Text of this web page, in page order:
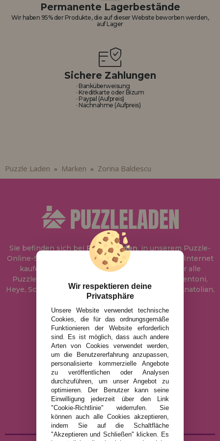
Los gehts! Wir haben auf dich gewartet.
HÄNDLERREGISTRIERUNG
Permanente Lagerbestände
Wir haben 95% der Produkte, die auf dieser Website beworben werden,
auf Lager
Sichere Zahlungen
· Banküberweisung
· Kreditkarte oder Bizum
· Paypal (Aufpreis)
· Nachnahme (Aufpreis)
Puzzle Laden » Marken » Zorina Baldescu
Sie befinden sich bei Puzzle Laden, in unserem Puzzle-
Online-Shop, wo Sie Puzzle zum besten Preis im Internet
kaufen können. In unserem Katalog führen wir alle
Puzzles der Marken Educa, Ravensburger, Clementoni,
Heye, Schmidt, Castorland, Jumbo, Trefl, Piatnik, Anatolian,
Art Puzzle, Gibsons und viele mehr.
info@puzzleladen.de
RECHTLICHE HINWEISE
DATENSCHUTZRICHTLINIE
COOKIE-RICHTLINIE
VERSAND UND RÜCKGABE
RÜCKGABE / WIDERRUF
Wir respektieren deine
Privatsphäre
Unsere Website verwendet technische
Cookies, die für das ordnungsgemäße
Funktionieren der Website erforderlich
sind. Es ist möglich, dass auch andere
Arten von Cookies verwendet werden,
um die Benutzererfahrung anzupassen,
personalisierte kommerzielle Angebote
zu veröffentlichen oder Analysen
durchzuführen, um unser Angebot zu
optimieren. Der Benutzer kann seine
Einwilligung jederzeit über den Link
"Cookie-Richtlinie" widerrufen. Sie
können auch alle Cookies akzeptieren,
indem Sie auf die Schaltfläche
"Akzeptieren und Schließen" klicken. Es